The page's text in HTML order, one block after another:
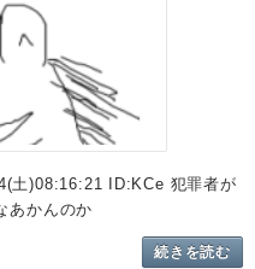
土)08:16:21 ID:KCe 犯罪者が
あかんのか
続きを読む